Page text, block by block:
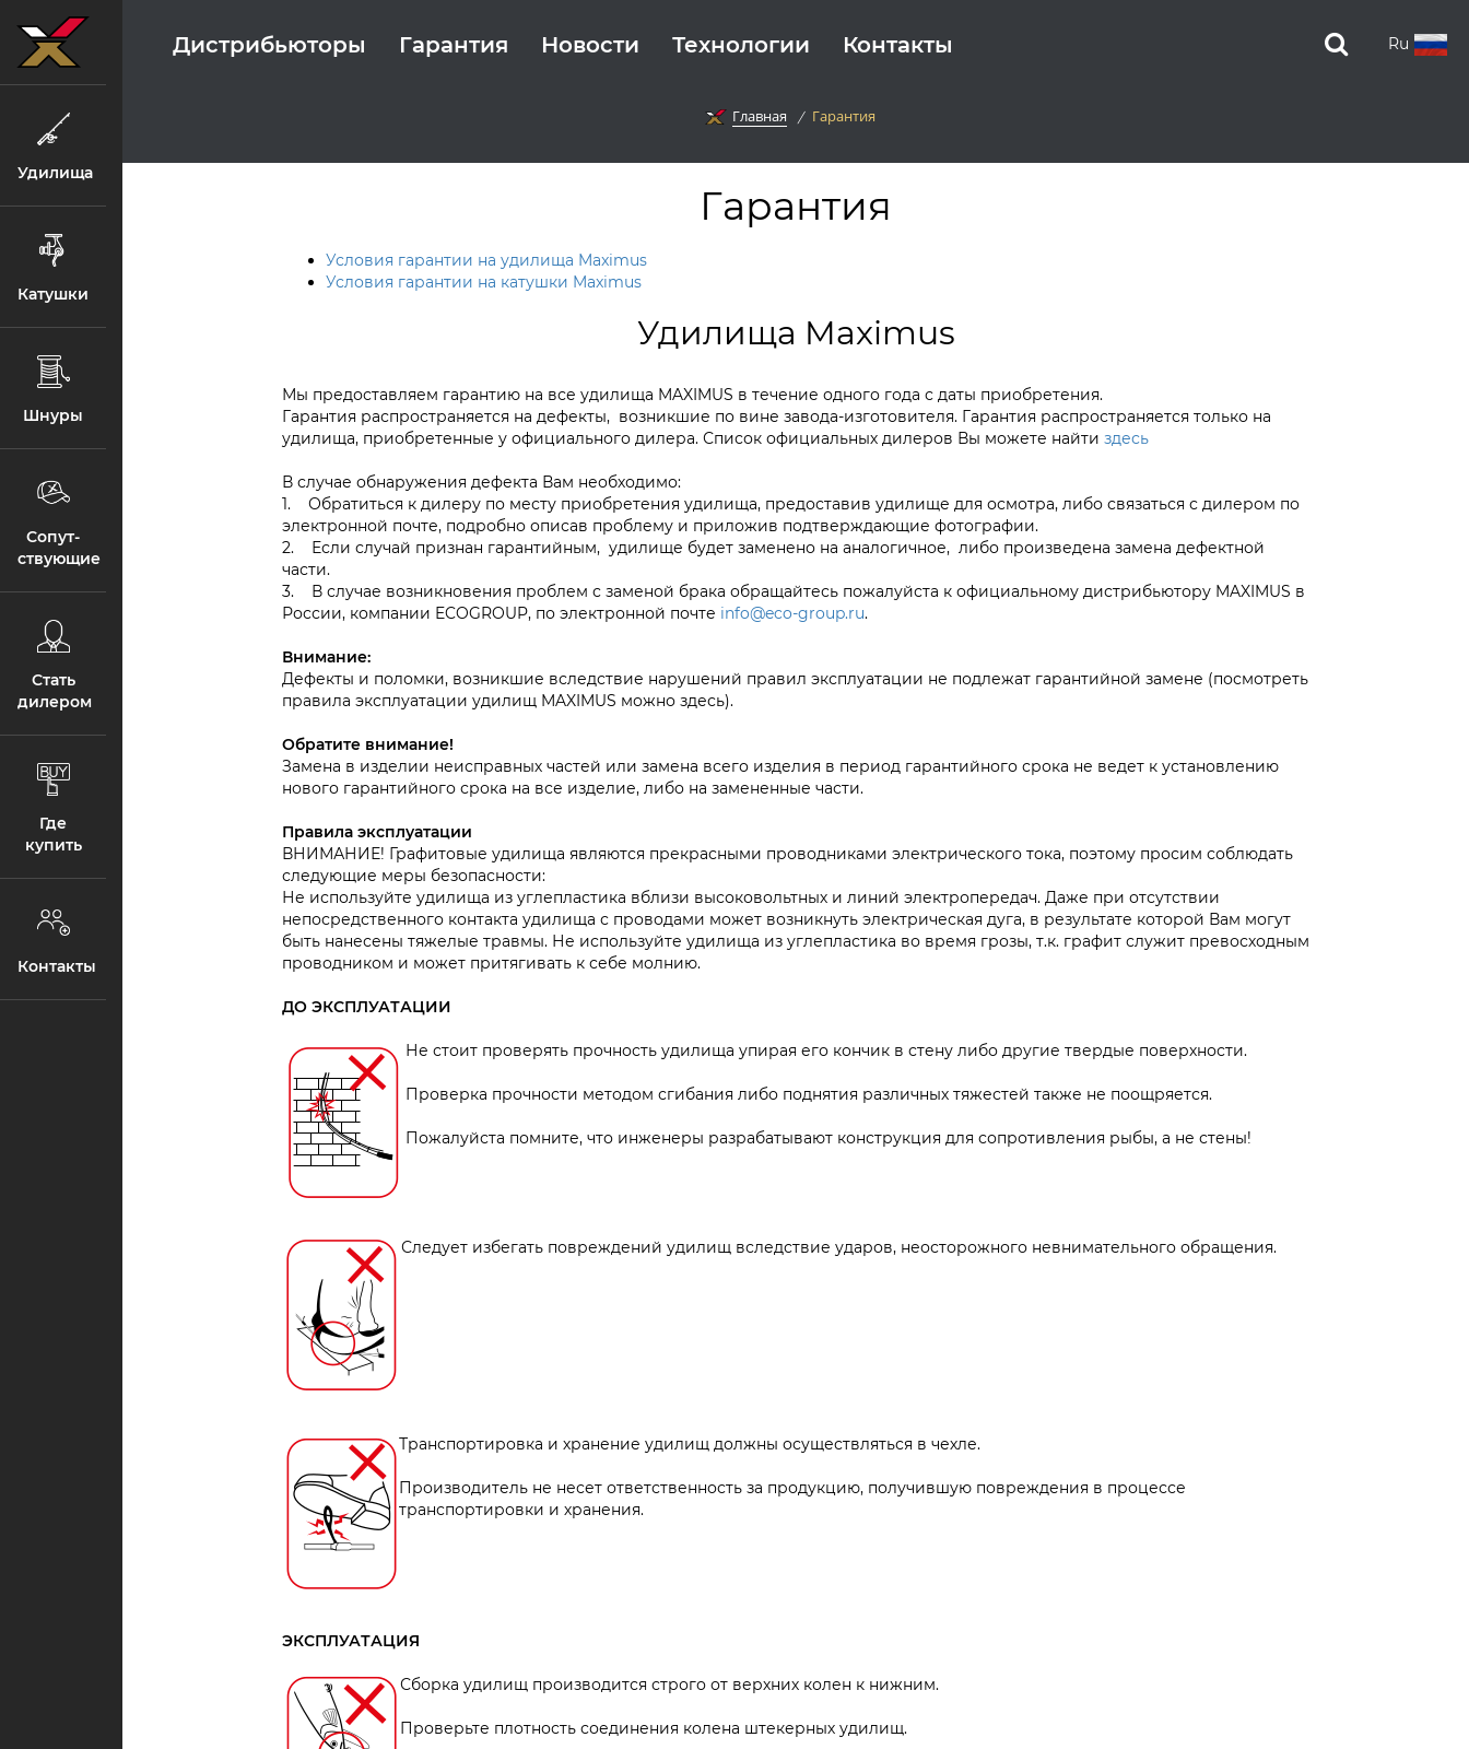
Удилища
Катушки
Шнуры
Сопут­
ствующие
Стать
дилером
Где
купить
Контакты
Ru
Дистрибьюторы Гарантия Новости Технологии Контакты
Главная Гарантия
Гарантия
Условия гарантии на удилища Maximus
Условия гарантии на катушки Maximus
Удилища Maximus
Мы предоставляем гарантию на все удилища MAXIMUS в течение одного года с даты приобретения.
Гарантия распространяется на дефекты, возникшие по вине завода-изготовителя. Гарантия распространяется только на
удилища, приобретенные у официального дилера. Список официальных дилеров Вы можете найти здесь
В случае обнаружения дефекта Вам необходимо:
1. Обратиться к дилеру по месту приобретения удилища, предоставив удилище для осмотра, либо связаться с дилером по
электронной почте, подробно описав проблему и приложив подтверждающие фотографии.
2. Если случай признан гарантийным, удилище будет заменено на аналогичное, либо произведена замена дефектной
части.
3. В случае возникновения проблем с заменой брака обращайтесь пожалуйста к официальному дистрибьютору MAXIMUS в
России, компании ECOGROUP, по электронной почте info@eco-group.ru.
Внимание:
Дефекты и поломки, возникшие вследствие нарушений правил эксплуатации не подлежат гарантийной замене (посмотреть
правила эксплуатации удилищ MAXIMUS можно здесь).
Обратите внимание!
Замена в изделии неисправных частей или замена всего изделия в период гарантийного срока не ведет к установлению
нового гарантийного срока на все изделие, либо на замененные части.
Правила эксплуатации
ВНИМАНИЕ! Графитовые удилища являются прекрасными проводниками электрического тока, поэтому просим соблюдать
следующие меры безопасности:
Не используйте удилища из углепластика вблизи высоковольтных и линий электропередач. Даже при отсутствии
непосредственного контакта удилища с проводами может возникнуть электрическая дуга, в результате которой Вам могут
быть нанесены тяжелые травмы. Не используйте удилища из углепластика во время грозы, т.к. графит служит превосходным
проводником и может притягивать к себе молнию.
ДО ЭКСПЛУАТАЦИИ
Не стоит проверять прочность удилища упирая его кончик в стену либо другие твердые поверхности.
Проверка прочности методом сгибания либо поднятия различных тяжестей также не поощряется.
Пожалуйста помните, что инженеры разрабатывают конструкция для сопротивления рыбы, а не стены!
Следует избегать повреждений удилищ вследствие ударов, неосторожного невнимательного обращения.
Транспортировка и хранение удилищ должны осуществляться в чехле.
Производитель не несет ответственность за продукцию, получившую повреждения в процессе
транспортировки и хранения.
ЭКСПЛУАТАЦИЯ
Сборка удилищ производится строго от верхних колен к нижним.
Проверьте плотность соединения колена штекерных удилищ.